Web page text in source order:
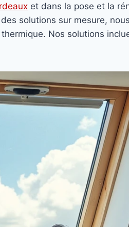
et dans la pose et la
solutions sur mesure,
Nos solutions